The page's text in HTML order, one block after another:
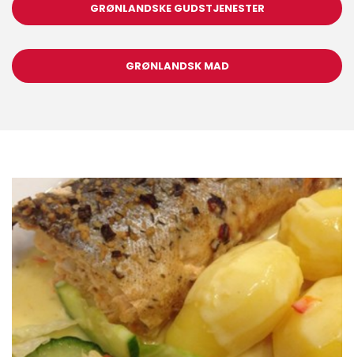
GRØNLANDSKE GUDSTJENESTER
GRØNLANDSK MAD